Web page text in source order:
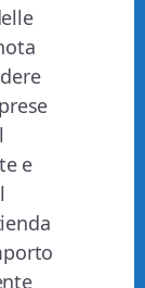
e